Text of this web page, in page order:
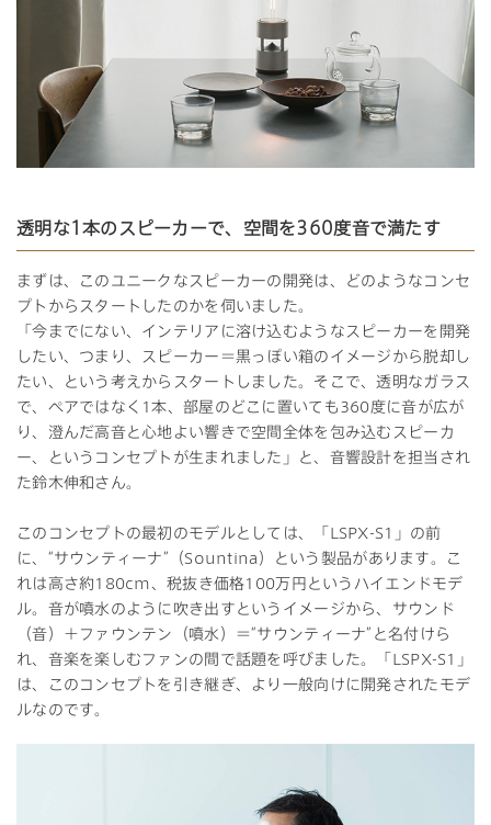
透明な1本のスピーカーで、空間を360度音で満たす
まずは、このユニークなスピーカーの開発は、どのようなコンセ
プトからスタートしたのかを伺いました。
「今までにない、インテリアに溶け込むようなスピーカーを開発
したい、つまり、スピーカー＝黒っぽい箱のイメージから脱却し
たい、という考えからスタートしました。そこで、透明なガラス
で、ペアではなく1本、部屋のどこに置いても360度に音が広が
り、澄んだ高音と心地よい響きで空間全体を包み込むスピーカ
ー、というコンセプトが生まれました」と、音響設計を担当され
た鈴木伸和さん。
このコンセプトの最初のモデルとしては、「LSPX-S1」の前
に、“サウンティーナ”（Sountina）という製品があります。こ
れは高さ約180cm、税抜き価格100万円というハイエンドモデ
ル。音が噴水のように吹き出すというイメージから、サウンド
（音）＋ファウンテン（噴水）＝“サウンティーナ”と名付けら
れ、音楽を楽しむファンの間で話題を呼びました。「LSPX-S1」
は、このコンセプトを引き継ぎ、より一般向けに開発されたモデ
ルなのです。